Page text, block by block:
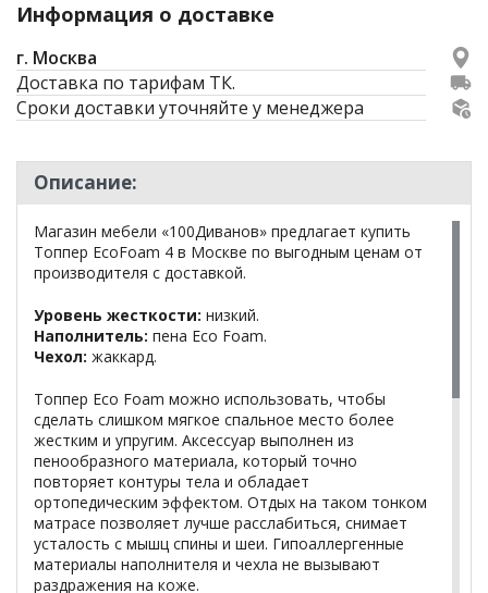
Информация о доставке
г. Москва
Доставка по тарифам ТК.
Сроки доставки уточняйте у менеджера
Описание:
Магазин мебели «100Диванов» предлагает купить
Топпер EcoFoam 4 в Москве по выгодным ценам от
производителя с доставкой.
Уровень жесткости: низкий.
Наполнитель: пена Eco Foam.
Чехол: жаккард.
Топпер Eco Foam можно использовать, чтобы
сделать слишком мягкое спальное место более
жестким и упругим. Аксессуар выполнен из
пенообразного материала, который точно
повторяет контуры тела и обладает
ортопедическим эффектом. Отдых на таком тонком
матрасе позволяет лучше расслабиться, снимает
усталость с мышц спины и шеи. Гипоаллергенные
материалы наполнителя и чехла не вызывают
раздражения на коже.